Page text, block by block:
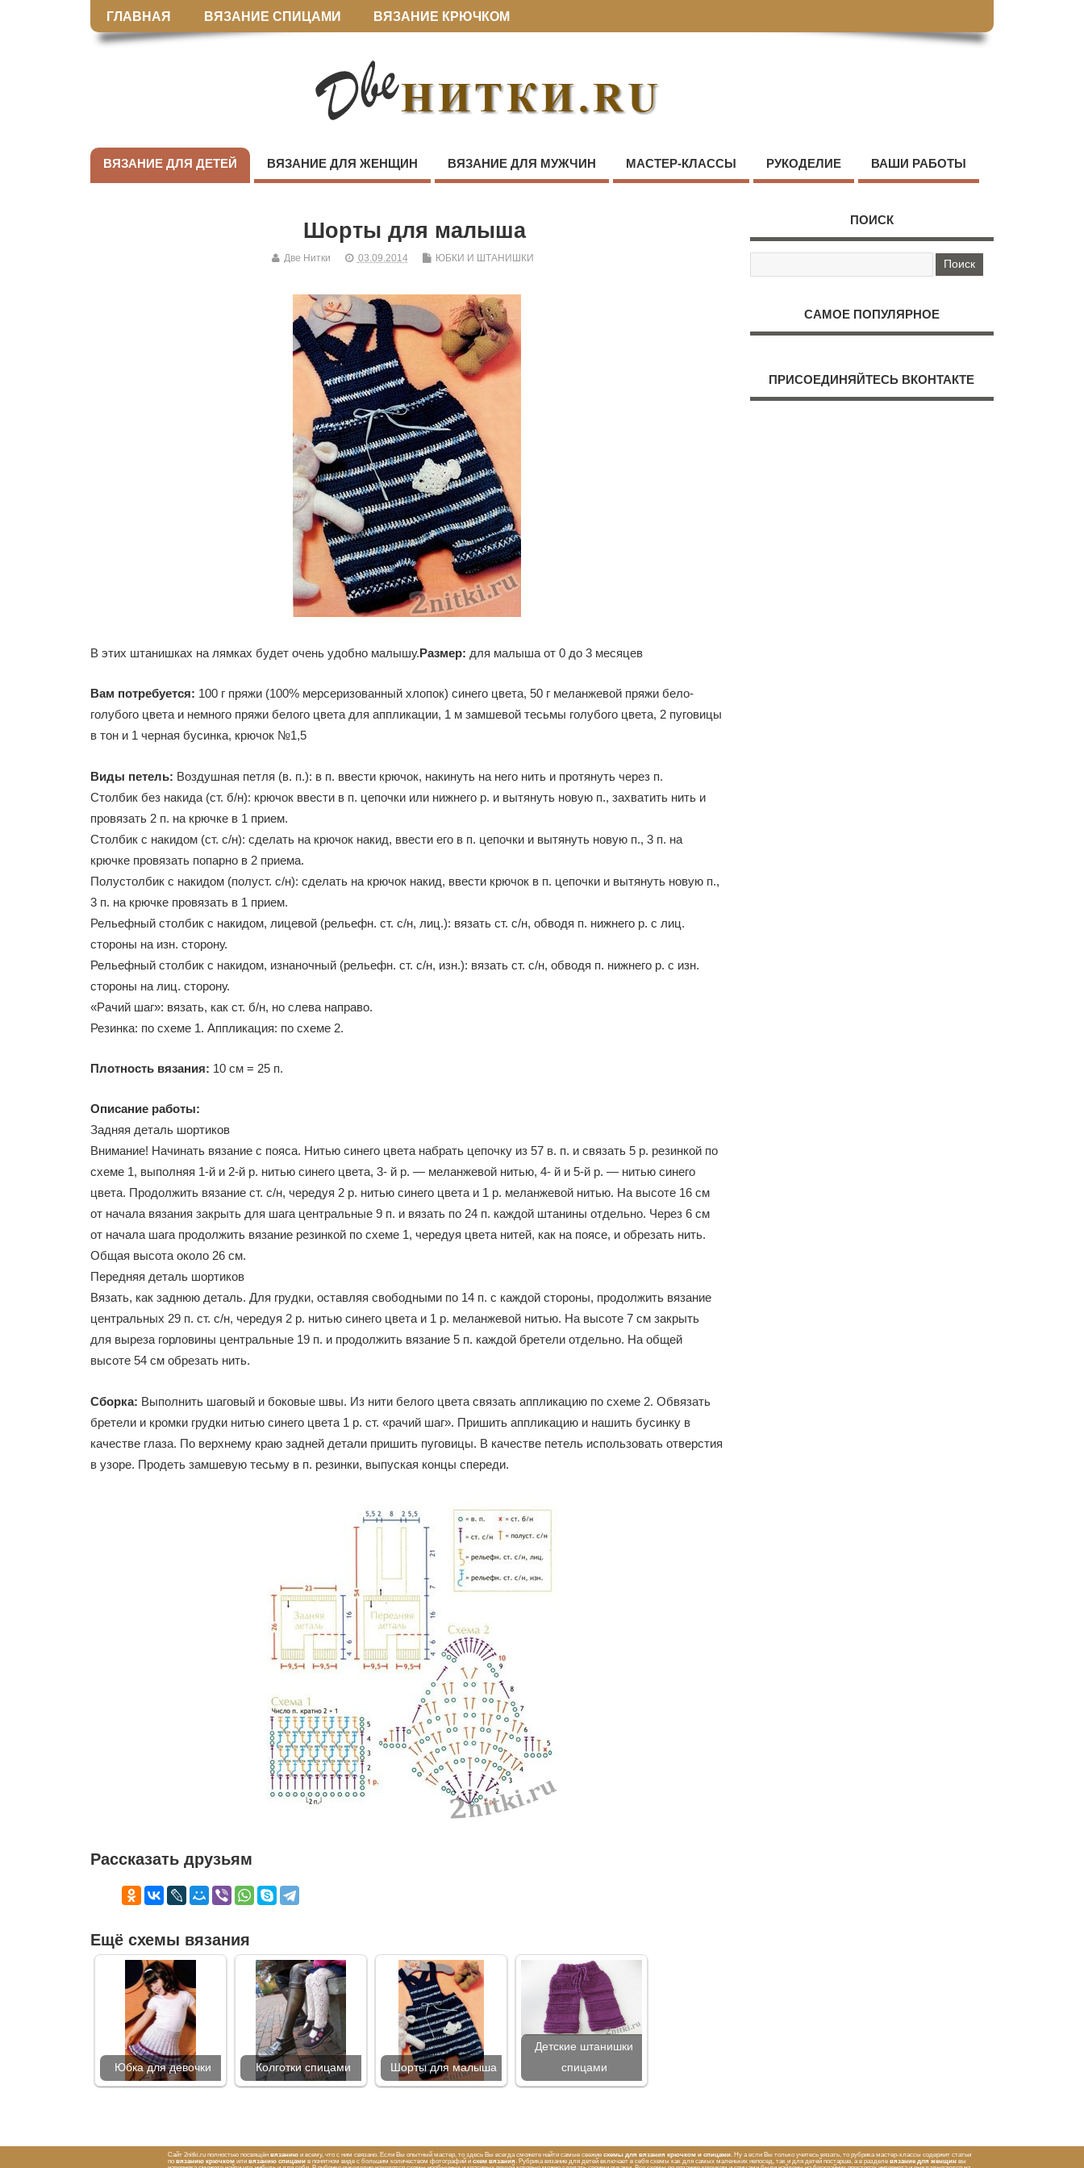
ГЛАВНАЯ ВЯЗАНИЕ СПИЦАМИ ВЯЗАНИЕ КРЮЧКОМ
ВЯЗАНИЕ ДЛЯ ДЕТЕЙ ВЯЗАНИЕ ДЛЯ ЖЕНЩИН ВЯЗАНИЕ ДЛЯ МУЖЧИН МАСТЕР-КЛАССЫ РУКОДЕЛИЕ ВАШИ РАБОТЫ
Шорты для малыша
Две Нитки 03.09.2014 ЮБКИ И ШТАНИШКИ
В этих штанишках на лямках будет очень удобно малышу.Размер: для малыша от 0 до 3 месяцев
Вам потребуется: 100 г пряжи (100% мерсеризованный хлопок) синего цвета, 50 г меланжевой пряжи бело-
голубого цвета и немного пряжи белого цвета для аппликации, 1 м замшевой тесьмы голубого цвета, 2 пуговицы
в тон и 1 черная бусинка, крючок №1,5
Виды петель: Воздушная петля (в. п.): в п. ввести крючок, накинуть на него нить и протянуть через п.
Столбик без накида (ст. б/н): крючок ввести в п. цепочки или нижнего р. и вытянуть новую п., захватить нить и
провязать 2 п. на крючке в 1 прием.
Столбик с накидом (ст. с/н): сделать на крючок накид, ввести его в п. цепочки и вытянуть новую п., 3 п. на
крючке провязать попарно в 2 приема.
Полустолбик с накидом (полуст. с/н): сделать на крючок накид, ввести крючок в п. цепочки и вытянуть новую п.,
3 п. на крючке провязать в 1 прием.
Рельефный столбик с накидом, лицевой (рельефн. ст. с/н, лиц.): вязать ст. с/н, обводя п. нижнего р. с лиц.
стороны на изн. сторону.
Рельефный столбик с накидом, изнаночный (рельефн. ст. с/н, изн.): вязать ст. с/н, обводя п. нижнего р. с изн.
стороны на лиц. сторону.
«Рачий шаг»: вязать, как ст. б/н, но слева направо.
Резинка: по схеме 1. Аппликация: по схеме 2.
Плотность вязания: 10 см = 25 п.
Описание работы:
Задняя деталь шортиков
Внимание! Начинать вязание с пояса. Нитью синего цвета набрать цепочку из 57 в. п. и связать 5 р. резинкой по
схеме 1, выполняя 1-й и 2-й р. нитью синего цвета, 3- й р. — меланжевой нитью, 4- й и 5-й р. — нитью синего
цвета. Продолжить вязание ст. с/н, чередуя 2 р. нитью синего цвета и 1 р. меланжевой нитью. На высоте 16 см
от начала вязания закрыть для шага центральные 9 п. и вязать по 24 п. каждой штанины отдельно. Через 6 см
от начала шага продолжить вязание резинкой по схеме 1, чередуя цвета нитей, как на поясе, и обрезать нить.
Общая высота около 26 см.
Передняя деталь шортиков
Вязать, как заднюю деталь. Для грудки, оставляя свободными по 14 п. с каждой стороны, продолжить вязание
центральных 29 п. ст. с/н, чередуя 2 р. нитью синего цвета и 1 р. меланжевой нитью. На высоте 7 см закрыть
для выреза горловины центральные 19 п. и продолжить вязание 5 п. каждой бретели отдельно. На общей
высоте 54 см обрезать нить.
Сборка: Выполнить шаговый и боковые швы. Из нити белого цвета связать аппликацию по схеме 2. Обвязать
бретели и кромки грудки нитью синего цвета 1 р. ст. «рачий шаг». Пришить аппликацию и нашить бусинку в
качестве глаза. По верхнему краю задней детали пришить пуговицы. В качестве петель использовать отверстия
в узоре. Продеть замшевую тесьму в п. резинки, выпуская концы спереди.
Рассказать друзьям
Ещё схемы вязания
Юбка для девочки Колготки спицами Шорты для малыша
Детские штанишки
спицами
ПОИСК
САМОЕ ПОПУЛЯРНОЕ
ПРИСОЕДИНЯЙТЕСЬ ВКОНТАКТЕ
Сайт 2nitki.ru полностью посвящён вязанию и всему, что с ним связано. Если Вы опытный мастер, то здесь Вы всегда сможете найти самые свежие схемы для вязания крючком и спицами . Ну а если Вы только учитесь вязать, то рубрика мастер-классы содержит статьи
по вязанию крючком или вязанию спицами в понятном виде с большим количеством фотографий и схем вязания . Рубрика вязание для детей включает в себя схемы как для самых маленьких непосед, так и для детей постарше, а в разделе вязание для женщин вы